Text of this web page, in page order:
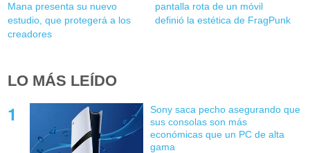
Mana presenta su nuevo
estudio, que protegerá a los
creadores
pantalla rota de un móvil
definió la estética de FragPunk
LO MÁS LEÍDO
Sony saca pecho asegurando que
sus consolas son más
económicas que un PC de alta
gama